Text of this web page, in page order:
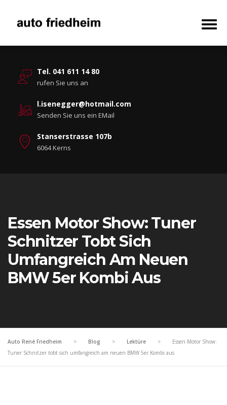
Tel. 041 611 14 80
rufen Sie uns an
l.isenegger@hotmail.com
Senden Sie uns ein EMail
Stanserstrasse 107b
6064 Kerns
Essen Motor Show: Tuner
Schnitzer Tobt Sich
Umfangreich Am Neuen
BMW 5er Kombi Aus
Auto René Friedheim > Blog > Lektüre >
Essen Motor Show:
Tuner Schnitzer tobt sich umfangreich am neuen BMW 5er Kombi aus